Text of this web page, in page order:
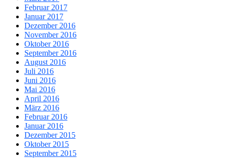
Februar 2017
Januar 2017
Dezember 2016
November 2016
Oktober 2016
September 2016
August 2016
Juli 2016
Juni 2016
Mai 2016
April 2016
März 2016
Februar 2016
Januar 2016
Dezember 2015
Oktober 2015
September 2015